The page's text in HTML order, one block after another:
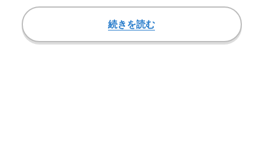
最近は国民の間…
続きを読む